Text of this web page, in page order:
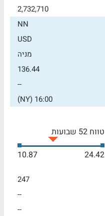
2,732,710
NN
USD
מניה
136.44
--
16:00 (NY)
טווח 52 שבועות
24.42
10.87
247
--
--